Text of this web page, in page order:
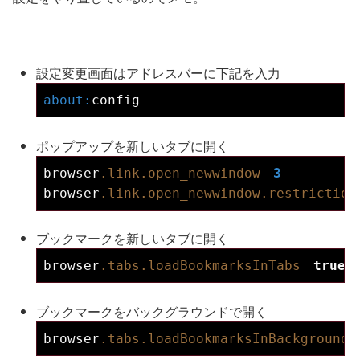
設定変更画面はアドレスバーに下記を入力
about: config
ポップアップを新しいタブに開く
browser .link .open_newwindow
3
browser .link .open_newwindow.restriction
ブックマークを新しいタブに開く
browser .tabs .loadBookmarksInTabs true
ブックマークをバックグラウンドで開く
browser .tabs .loadBookmarksInBackground